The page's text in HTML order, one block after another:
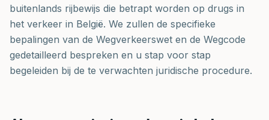
buitenlands rijbewijs die betrapt worden op drugs in
het verkeer in België. We zullen de specifieke
bepalingen van de Wegverkeerswet en de Wegcode
gedetailleerd bespreken en u stap voor stap
begeleiden bij de te verwachten juridische procedure.